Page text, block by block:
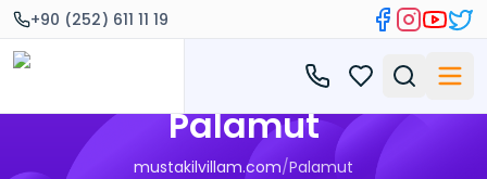
+90 (252) 611 11 19
Palamut
mustakilvillam.com/Palamut